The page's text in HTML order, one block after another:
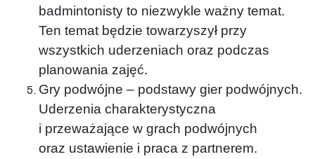
badmintonisty to niezwykle ważny temat.
Ten temat będzie towarzyszył przy
wszystkich uderzeniach oraz podczas
planowania zajęć.
Gry podwójne – podstawy gier podwójnych.
Uderzenia charakterystyczna
i przeważające w grach podwójnych
oraz ustawienie i praca z partnerem.